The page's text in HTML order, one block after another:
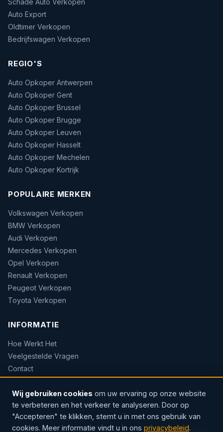
Auto Export
Oldtimer Verkopen
Bedrijfswagen Verkopen
REGIO'S
Auto Opkoper Antwerpen
Auto Opkoper Gent
Auto Opkoper Brussel
Auto Opkoper Brugge
Auto Opkoper Leuven
Auto Opkoper Hasselt
Auto Opkoper Mechelen
Auto Opkoper Kortrijk
POPULAIRE MERKEN
Volkswagen Verkopen
BMW Verkopen
Audi Verkopen
Mercedes Verkopen
Opel Verkopen
Renault Verkopen
Peugeot Verkopen
Toyota Verkopen
INFORMATIE
Hoe Werkt Het
Veelgestelde Vragen
Contact
© 2026 AUTOWOW — Erkend handelaar · Sinds 2004 · Rozenlaan
Wij gebruiken cookies om uw ervaring op onze website
te verbeteren en het verkeer te analyseren. Door op
"Accepteren" te klikken, stemt u in met ons gebruik van
cookies. Meer informatie vindt u in ons privacybeleid.